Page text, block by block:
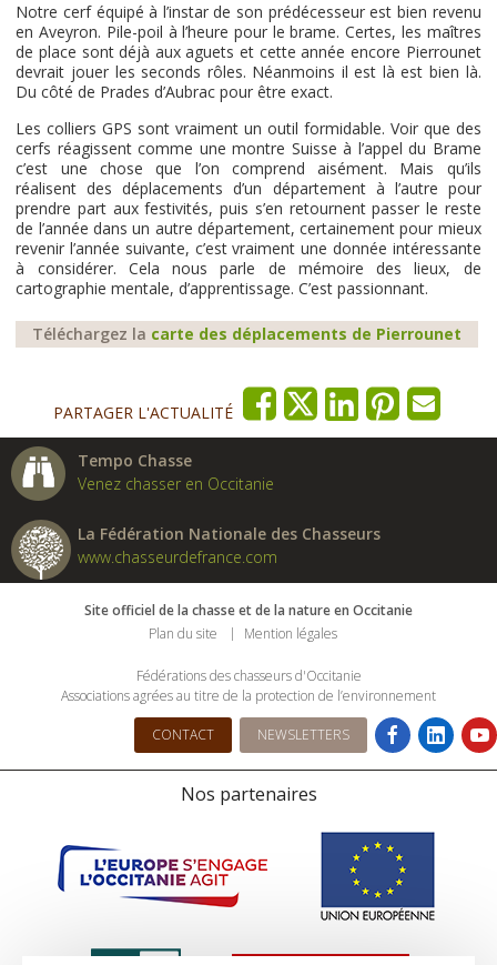
Notre cerf équipé à l’instar de son prédécesseur est bien revenu
en Aveyron. Pile-poil à l’heure pour le brame. Certes, les maîtres
de place sont déjà aux aguets et cette année encore Pierrounet
devrait jouer les seconds rôles. Néanmoins il est là est bien là.
Du côté de Prades d’Aubrac pour être exact.
Les colliers GPS sont vraiment un outil formidable. Voir que des
cerfs réagissent comme une montre Suisse à l’appel du Brame
c’est une chose que l’on comprend aisément. Mais qu’ils
réalisent des déplacements d’un département à l’autre pour
prendre part aux festivités, puis s’en retournent passer le reste
de l’année dans un autre département, certainement pour mieux
revenir l’année suivante, c’est vraiment une donnée intéressante
à considérer. Cela nous parle de mémoire des lieux, de
cartographie mentale, d’apprentissage. C’est passionnant.
Téléchargez la carte des déplacements de Pierrounet
PARTAGER L'ACTUALITÉ
Tempo Chasse
Venez chasser en Occitanie
La Fédération Nationale des Chasseurs
www.chasseurdefrance.com
Site officiel de la chasse et de la nature en Occitanie
Plan du site
Mention légales
Fédérations des chasseurs d'Occitanie
Associations agrées au titre de la protection de l’environnement
CONTACT NEWSLETTERS
Nos partenaires